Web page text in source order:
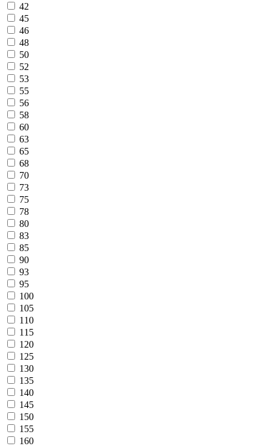
42
45
46
48
50
52
53
55
56
58
60
63
65
68
70
73
75
78
80
83
85
90
93
95
100
105
110
115
120
125
130
135
140
145
150
155
160